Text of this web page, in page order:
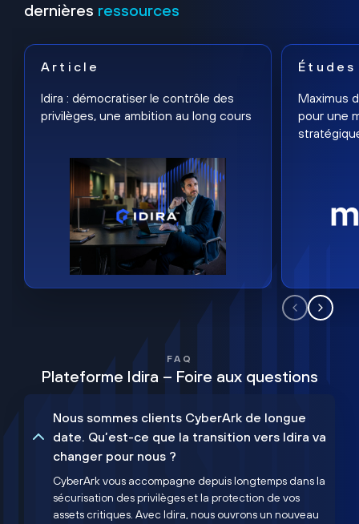
dernières ressources
Article
Idira : démocratiser le contrôle des
privilèges, une ambition au long cours
Études
Maximus
pour une
FAQ
Plateforme Idira – Foire aux questions
Nous sommes clients CyberArk de longue
date. Qu’est-ce que la transition vers Idira va
changer pour nous ?
CyberArk vous accompagne depuis longtemps dans la
sécurisation des privilèges et la protection de vos
assets critiques. Avec Idira, nous ouvrons un nouveau